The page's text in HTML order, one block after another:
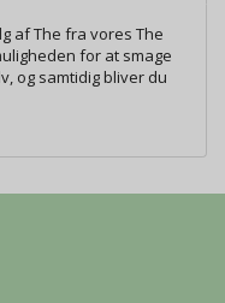
af The fra vores The
for at smage
og samtidig bliver du